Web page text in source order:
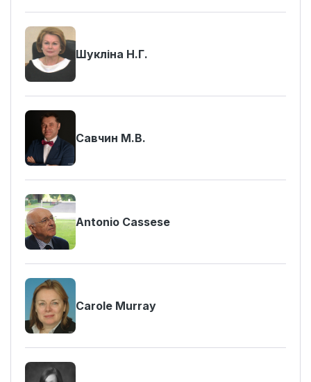
Шукліна Н.Г.
Савчин М.В.
Antonio Cassese
Carole Murray